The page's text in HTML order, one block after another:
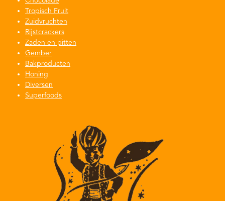
de
productpagina
Tropisch Fruit
Zuidvruchten
Rijstcrackers
Zaden en pitten
Gember
Bakproducten
Honing
Diversen
Superfoods